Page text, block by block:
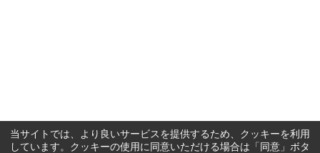
当サイトでは、より良いサービスを提供するため、クッキーを利用
しています。クッキーの使用に同意いただける場合は「同意」ボタ